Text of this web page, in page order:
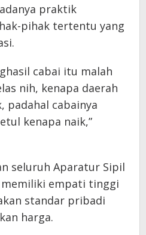
praktik
pihak tertentu yang
cabai itu malah
nih, kenapa daerah
padahal cabainya
kenapa naik,”
seluruh Aparatur Sipil
memiliki empati tinggi
standar pribadi
harga.